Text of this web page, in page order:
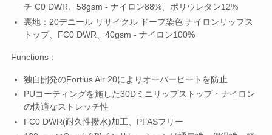
チ C0 DWR、58gsm - ナイロン88%、ポリウレタン12%
裏地：20デニール リサイクル ドープ染色 ナイロンリップス
トップ、FC0 DWR、40gsm - ナイロン100%
Functions：
独自開発のFortius Air 20によりオーバーヒートを防止
PUコーティングを施した30Dミニリップストップ・ナイロン
の快適なストレッチ性
FC0 DWR(耐久性撥水)加工、PFASフリー